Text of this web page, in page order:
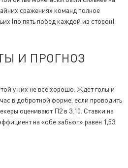
сражениях команд полное
(по пять побед каждой из сторон).
И ПРОГНОЗ
у них не всё хорошо. Ждёт голы и
в добротной форме, если проводить
оценивают П2 в 3,10. Ставки на
на «обе забьют» равен 1,53.